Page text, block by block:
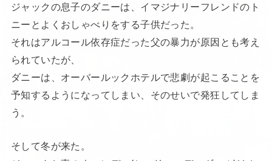
ジャックの息子のダニーは、イマジナリーフレンドのト
ニーとよくおしゃべりをする子供だった。
それはアルコール依存症だった父の暴力が原因とも考え
られていたが、
ダニーは、オーバールックホテルで悲劇が起こることを
予知するようになってしまい、そのせいで発狂してしま
う。
そして冬が来た。